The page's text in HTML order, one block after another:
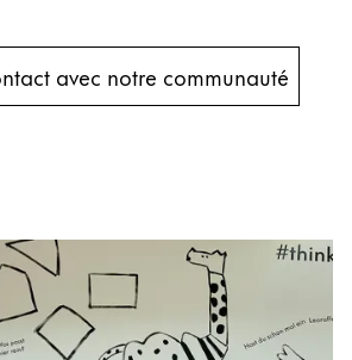
avec notre communauté